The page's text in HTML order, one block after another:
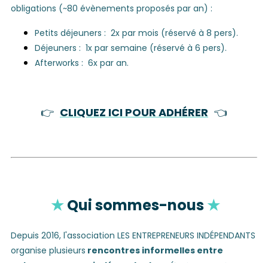
obligations (~80 évènements proposés par an) :
Petits déjeuners : 2x par mois (réservé à 8 pers).
Déjeuners : 1x par semaine (réservé à 6 pers).
Afterworks : 6x par an.
👉 CLIQUEZ ICI POUR ADHÉRER 👈
★Qui sommes-nous★
Depuis 2016, l'association LES ENTREPRENEURS INDÉPENDANTS
organise plusieurs rencontres informelles entre